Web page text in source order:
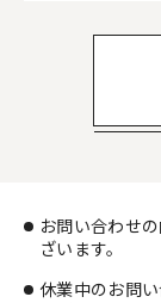
お問い合わせ
ざいます。
休業中のお問